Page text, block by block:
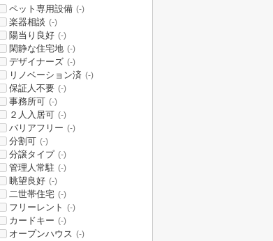
ペット専用設備 (-)
楽器相談 (-)
陽当り良好 (-)
閑静な住宅地 (-)
デザイナーズ (-)
リノベーション済 (-)
保証人不要 (-)
事務所可 (-)
２人入居可 (-)
バリアフリー (-)
分割可 (-)
分譲タイプ (-)
管理人常駐 (-)
眺望良好 (-)
二世帯住宅 (-)
フリーレント (-)
カードキー (-)
オープンハウス (-)